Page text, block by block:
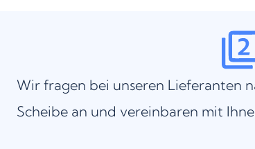
Wir fragen bei unseren Lieferanten
Scheibe an und vereinbaren mit